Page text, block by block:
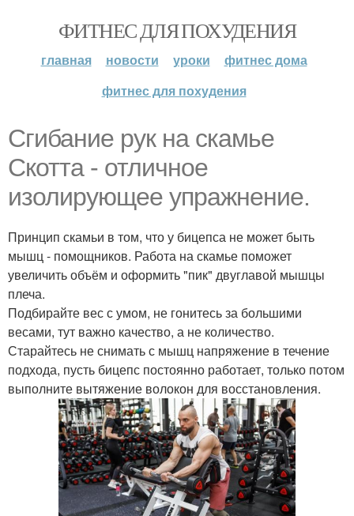
ФИТНЕС ДЛЯ ПОХУДЕНИЯ
главная новости уроки
фитнес дома
фитнес для похудения
Сгибание рук на скамье
Скотта - отличное
изолирующее упражнение.
Принцип скамьи в том, что у бицепса не может быть
мышц - помощников. Работа на скамье поможет
увеличить объём и оформить "пик" двуглавой мышцы
плеча.
Подбирайте вес с умом, не гонитесь за большими
весами, тут важно качество, а не количество.
Старайтесь не снимать с мышц напряжение в течение
подхода, пусть бицепс постоянно работает, только потом
выполните вытяжение волокон для восстановления.